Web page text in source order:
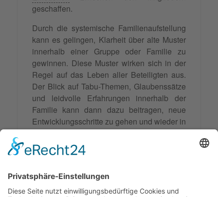
geschaffen.
Durch die systemische Familienaufstellung
kann es gelingen, Klarheit über alte Muster
innerhalb einer Gruppe oder Familie zu
gewinnen. Diese Muster wirken sich in der
Regel auf das Leben aller Beteiligten aus.
Der Blick auf Tabu-Themen, Glaubenssätze
und leidvolle Erfahrungen innerhalb der
Familie kann dann dazu beitragen, neue
Entwicklungsschritte zu gehen und wieder in
Balance zu kommen.
Eine systemische Familienaufstellung kann
Blockaden und andere Belastungen zu
Konflikten und Problemen führen.